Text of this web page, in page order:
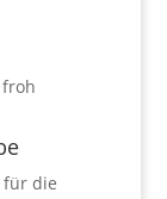
für die